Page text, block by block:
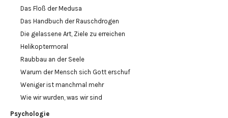
Das Floß der Medusa
Das Handbuch der Rauschdrogen
Die gelassene Art, Ziele zu erreichen
Helikoptermoral
Raubbau an der Seele
Warum der Mensch sich Gott erschuf
Weniger ist manchmal mehr
Wie wir wurden, was wir sind
Psychologie